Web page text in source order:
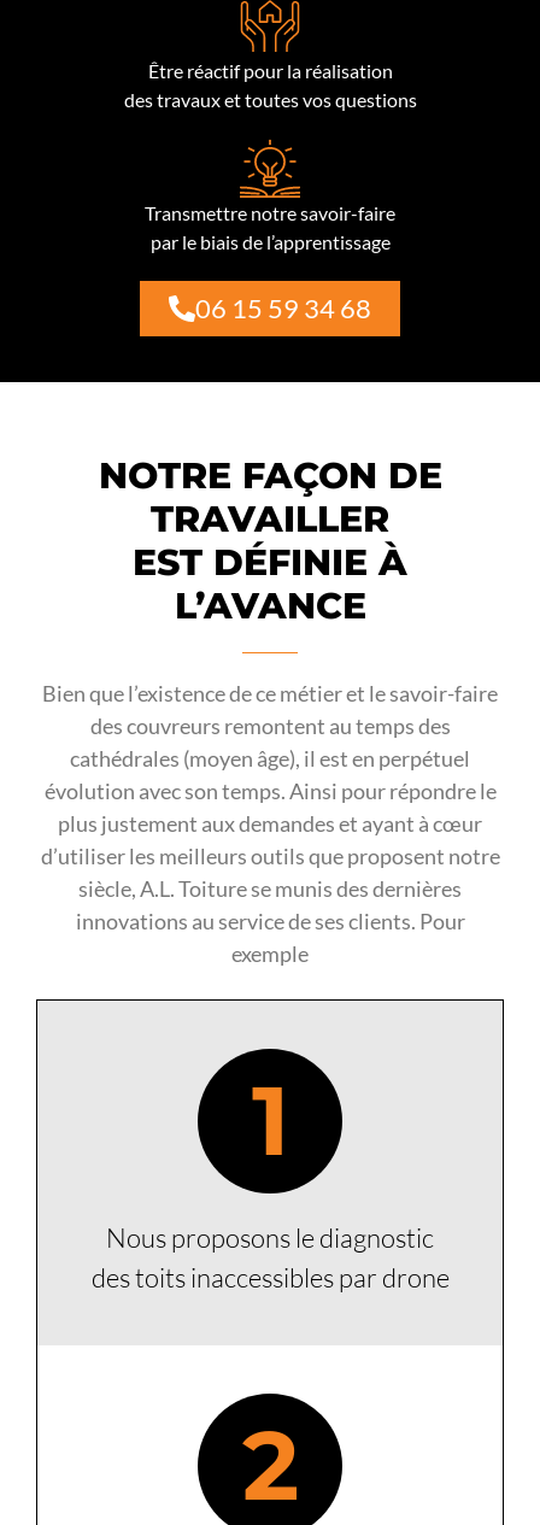
Être réactif pour la réalisation
des travaux et toutes vos questions
Transmettre notre savoir-faire
par le biais de l’apprentissage
06 15 59 34 68
NOTRE FAÇON DE
TRAVAILLER
EST DÉFINIE À
L’AVANCE
Bien que l’existence de ce métier et le savoir-faire
des couvreurs remontent au temps des
cathédrales (moyen âge), il est en perpétuel
évolution avec son temps. Ainsi pour répondre le
plus justement aux demandes et ayant à cœur
d’utiliser les meilleurs outils que proposent notre
siècle, A.L. Toiture se munis des dernières
innovations au service de ses clients. Pour
exemple
1
Nous proposons le diagnostic
des toits inaccessibles par drone
2